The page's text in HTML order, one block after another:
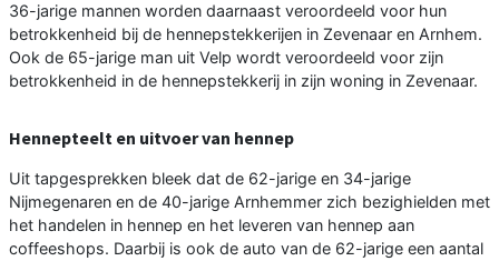
36-jarige mannen worden daarnaast veroordeeld voor hun
betrokkenheid bij de hennepstekkerijen in Zevenaar en Arnhem.
Ook de 65-jarige man uit Velp wordt veroordeeld voor zijn
betrokkenheid in de hennepstekkerij in zijn woning in Zevenaar.
Hennepteelt en uitvoer van hennep
Uit tapgesprekken bleek dat de 62-jarige en 34-jarige
Nijmegenaren en de 40-jarige Arnhemmer zich bezighielden met
het handelen in hennep en het leveren van hennep aan
coffeeshops. Daarbij is ook de auto van de 62-jarige een aantal